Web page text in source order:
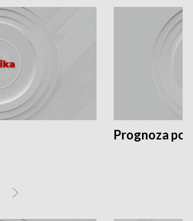
Prognoza